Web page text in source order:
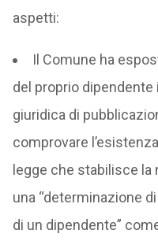
aspetti:
Il Comune ha
del proprio dipendente
giuridica di
comprovare
legge che stabilisce la
una “determinazione
di un dipendente”